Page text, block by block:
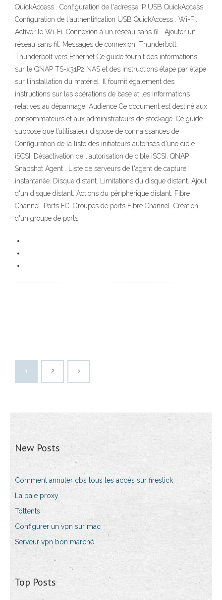
QuickAccess . Configuration de l'adresse IP USB QuickAccess .
Configuration de l'authentification USB QuickAccess . Wi-Fi.
Activer le Wi-Fi. Connexion à un réseau sans fil . Ajouter un
réseau sans fil. Messages de connexion. Thunderbolt.
Thunderbolt vers Ethernet Ce guide fournit des informations
sur le QNAP TS-x31P2 NAS et des instructions étape par étape
sur l’installation du matériel. Il fournit également des
instructions sur les opérations de base et les informations
relatives au dépannage. Audience Ce document est destiné aux
consommateurs et aux administrateurs de stockage. Ce guide
suppose que l’utilisateur dispose de connaissances de
Configuration de la liste des initiateurs autorisés d'une cible
iSCSI. Désactivation de l'autorisation de cible iSCSI. QNAP
Snapshot Agent . Liste de serveurs de l'agent de capture
instantanée. Disque distant. Limitations du disque distant. Ajout
d'un disque distant. Actions du périphérique distant. Fibre
Channel. Ports FC. Groupes de ports Fibre Channel. Création
d'un groupe de ports
1 2
New Posts
Comment annuler cbs tous les accès sur firestick
La baie proxy
Tottents
Configurer un vpn sur mac
Serveur vpn bon marché
Top Posts